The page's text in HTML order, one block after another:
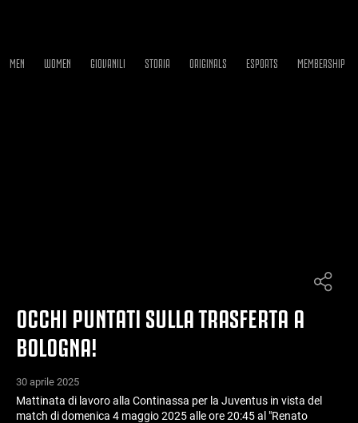
MEN WOMEN GIOVANILI STORIA ORIGINALS ESPORTS MEMBERSHIP
OCCHI PUNTATI SULLA TRASFERTA A
BOLOGNA!
30 aprile 2025
Mattinata di lavoro alla Continassa per la Juventus in vista del
match di domenica 4 maggio 2025 alle ore 20:45 al "Renato